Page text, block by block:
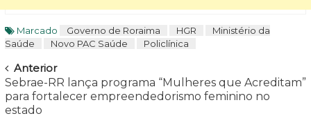
Marcado Governo de Roraima HGR
Ministério da
Saúde
Novo PAC Saúde Policlínica
Navegar
Anterior
Sebrae-RR lança programa “Mulheres que Acreditam”
para fortalecer empreendedorismo feminino no
estado